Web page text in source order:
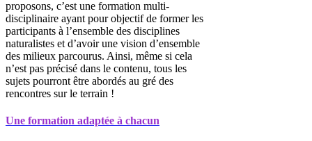
proposons, c’est une formation multi-
disciplinaire ayant pour objectif de former les
participants à l’ensemble des disciplines
naturalistes et d’avoir une vision d’ensemble
des milieux parcourus. Ainsi, même si cela
n’est pas précisé dans le contenu, tous les
sujets pourront être abordés au gré des
rencontres sur le terrain !
Une formation adaptée à chacun